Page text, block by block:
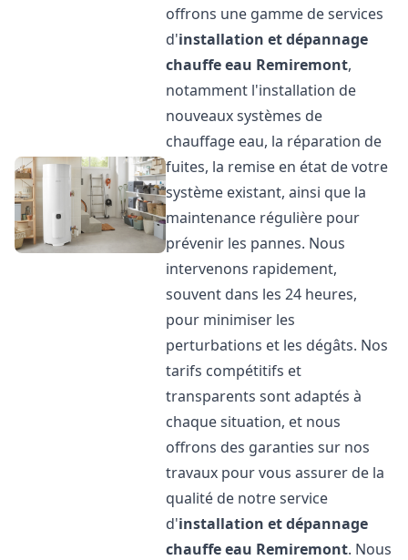
offrons une gamme de services
d'installation et dépannage
chauffe eau Remiremont,
notamment l'installation de
nouveaux systèmes de
chauffage eau, la réparation de
fuites, la remise en état de votre
système existant, ainsi que la
maintenance régulière pour
prévenir les pannes. Nous
intervenons rapidement,
souvent dans les 24 heures,
pour minimiser les
perturbations et les dégâts. Nos
tarifs compétitifs et
transparents sont adaptés à
chaque situation, et nous
offrons des garanties sur nos
travaux pour vous assurer de la
qualité de notre service
d'installation et dépannage
chauffe eau Remiremont. Nous